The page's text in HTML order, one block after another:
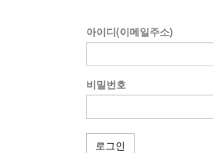
아이디(이메일주소)
비밀번호
로그인